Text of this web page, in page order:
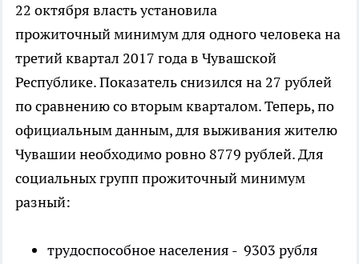
22 октября власть установила
прожиточный минимум для одного человека на
третий квартал 2017 года в Чувашской
Республике. Показатель снизился на 27 рублей
по сравнению со вторым кварталом. Теперь, по
официальным данным, для выживания жителю
Чувашии необходимо ровно 8779 рублей. Для
социальных групп прожиточный минимум
разный:
трудоспособное населения - 9303 рубля